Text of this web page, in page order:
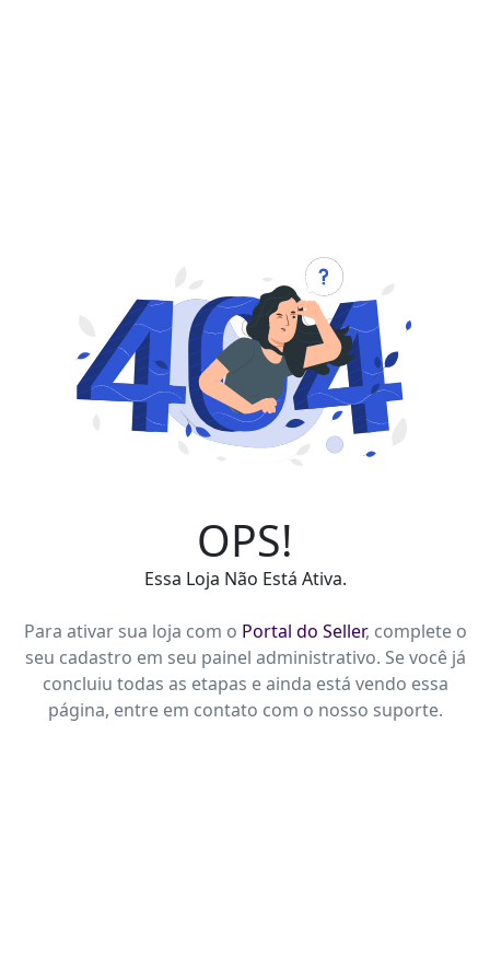
OPS!
Essa Loja Não Está Ativa.
Para ativar sua loja com o Portal do Seller, complete o
seu cadastro em seu painel administrativo. Se você já
concluiu todas as etapas e ainda está vendo essa
página, entre em contato com o nosso suporte.